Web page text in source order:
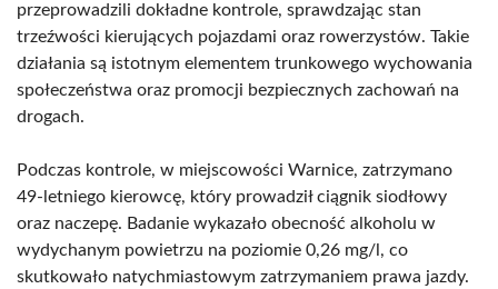
przeprowadzili dokładne kontrole, sprawdzając stan
trzeźwości kierujących pojazdami oraz rowerzystów. Takie
działania są istotnym elementem trunkowego wychowania
społeczeństwa oraz promocji bezpiecznych zachowań na
drogach.
Podczas kontrole, w miejscowości Warnice, zatrzymano
49-letniego kierowcę, który prowadził ciągnik siodłowy
oraz naczepę. Badanie wykazało obecność alkoholu w
wydychanym powietrzu na poziomie 0,26 mg/l, co
skutkowało natychmiastowym zatrzymaniem prawa jazdy.